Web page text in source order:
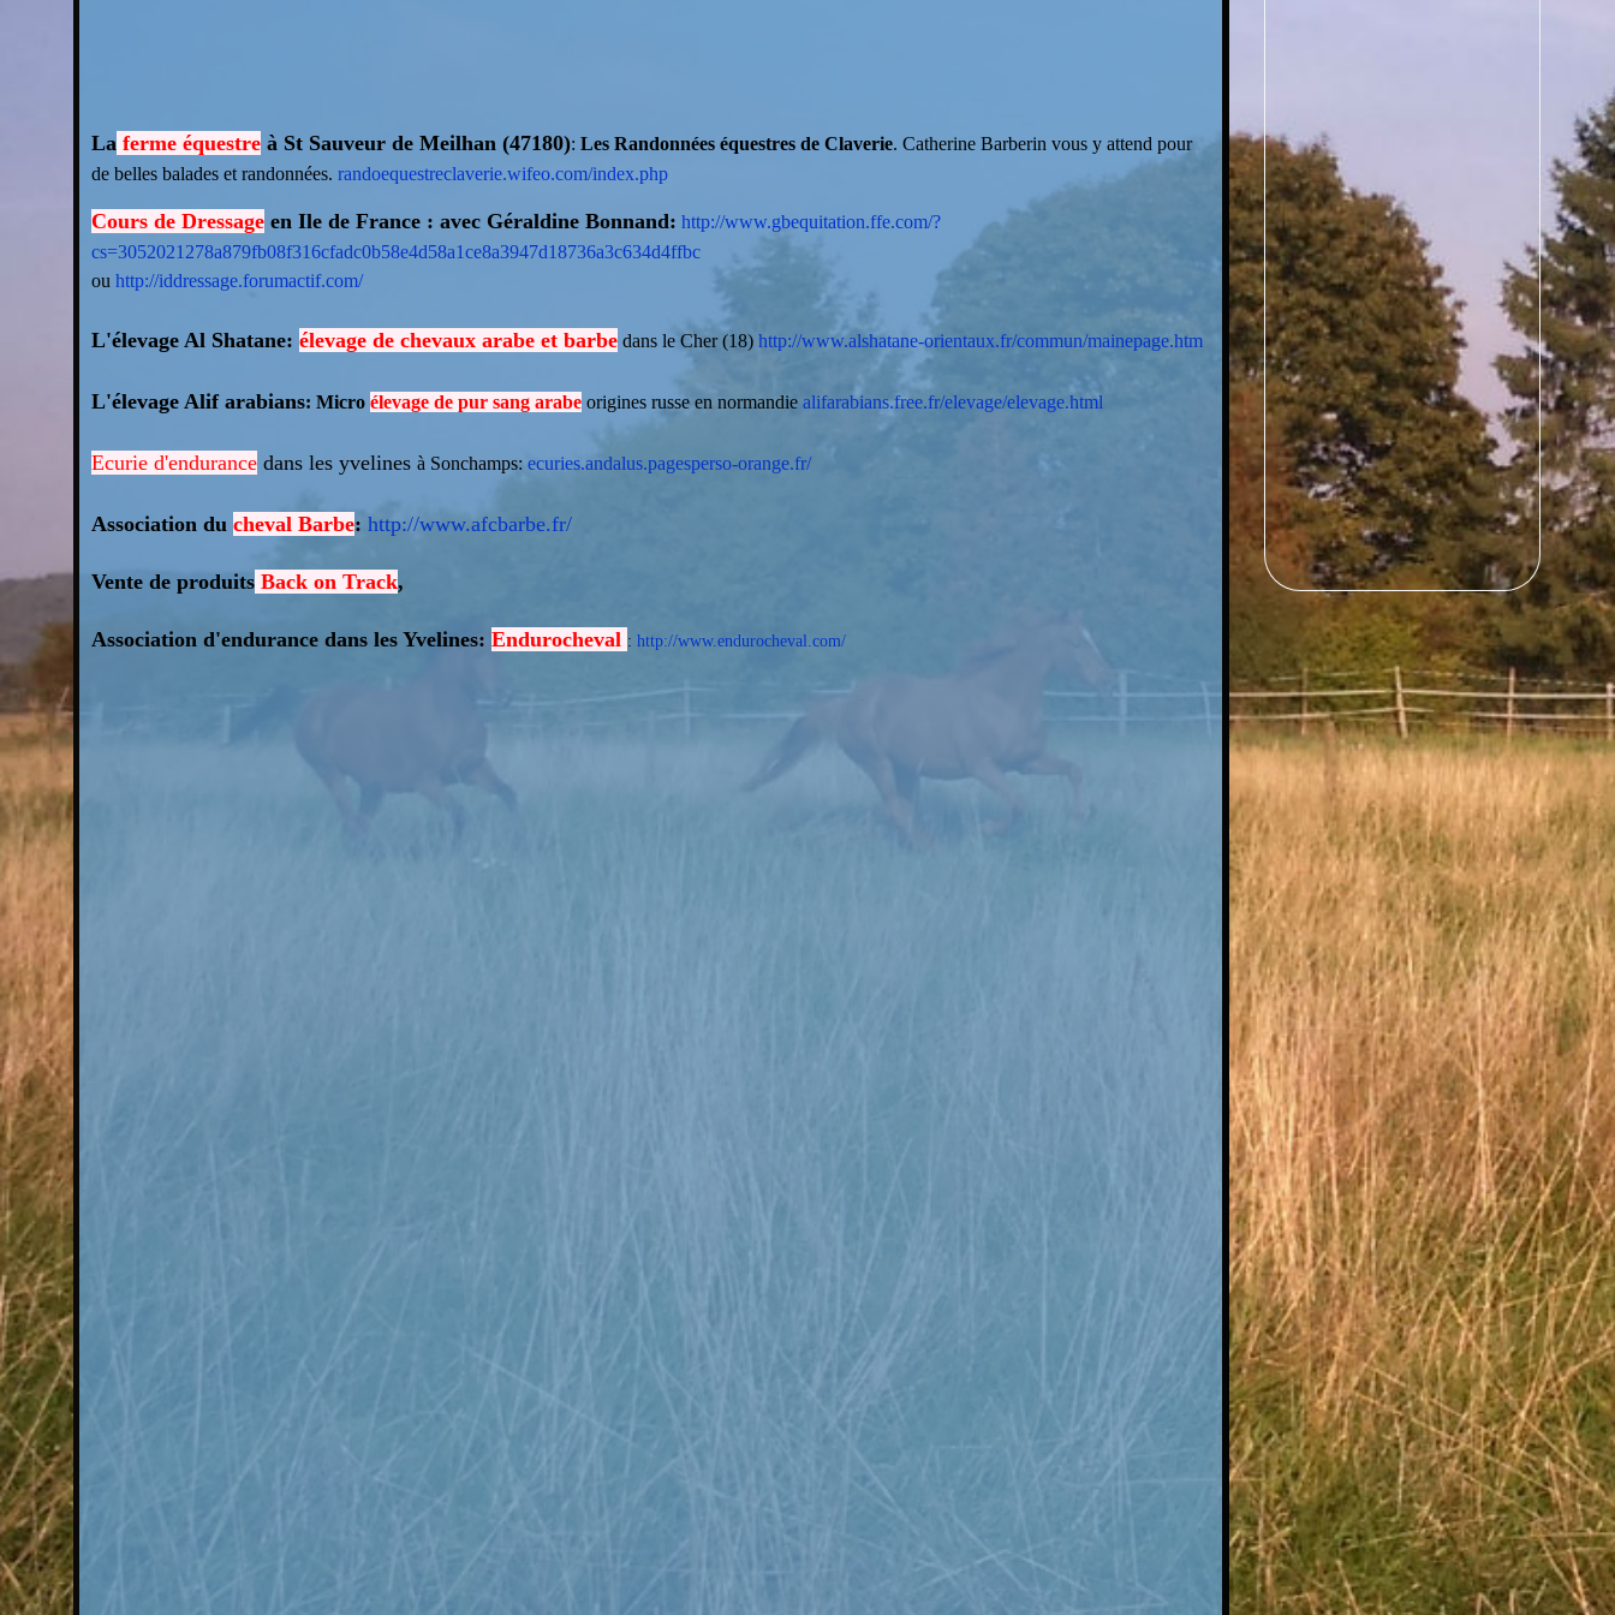
La ferme équestre à St Sauveur de Meilhan (47180): Les Randonnées équestres de Claverie. Catherine Barberin vous y attend pour
de belles balades et randonnées. randoequestreclaverie.wifeo.com/index.php
Cours de Dressage en Ile de France : avec Géraldine Bonnand: http://www.gbequitation.ffe.com/?
cs=3052021278a879fb08f316cfadc0b58e4d58a1ce8a3947d18736a3c634d4ffbc
ou http://iddressage.forumactif.com/
L'élevage Al Shatane: élevage de chevaux arabe et barbe dans le Cher (18) http://www.alshatane-orientaux.fr/commun/mainepage.htm
L'élevage Alif arabians: Micro élevage de pur sang arabe origines russe en normandie alifarabians.free.fr/elevage/elevage.html
Ecurie d'endurance dans les yvelines à Sonchamps: ecuries.andalus.pagesperso-orange.fr/
Association du cheval Barbe: http://www.afcbarbe.fr/
Vente de produits Back on Track,
Association d'endurance dans les Yvelines: Endurocheval : http://www.endurocheval.com/